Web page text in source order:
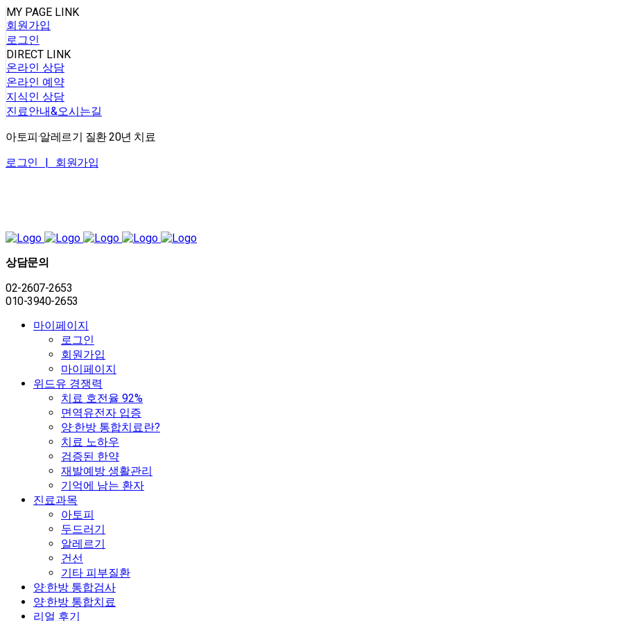
MY PAGE LINK
회원가입
로그인
DIRECT LINK
온라인 상담
온라인 예약
지식인 상담
진료안내&오시는길
아토피·알레르기 질환 20년 치료
로그인 | 회원가입
상담문의
02-2607-2653
010-3940-2653
마이페이지
로그인
회원가입
마이페이지
위드유 경쟁력
치료 호전율 92%
면역유전자 입증
양·한방 통합치료란?
치료 노하우
검증된 한약
재발예방 생활관리
기억에 남는 환자
진료과목
아토피
두드러기
알레르기
건선
기타 피부질환
양·한방 통합검사
양·한방 통합치료
리얼 후기